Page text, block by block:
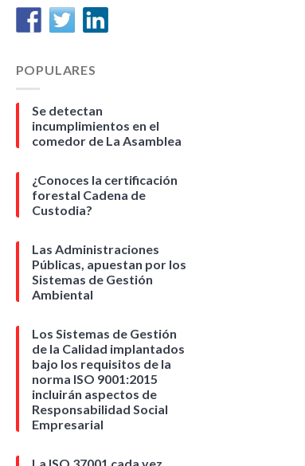
POPULARES
Se detectan
incumplimientos en el
comedor de La Asamblea
¿Conoces la certificación
forestal Cadena de
Custodia?
Las Administraciones
Públicas, apuestan por los
Sistemas de Gestión
Ambiental
Los Sistemas de Gestión
de la Calidad implantados
bajo los requisitos de la
norma ISO 9001:2015
incluirán aspectos de
Responsabilidad Social
Empresarial